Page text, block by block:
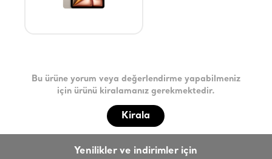
Bu ürüne yorum veya değerlendirme yapabilmeniz
için ürünü kiralamanız gerekmektedir.
Kirala
Yenilikler ve indirimler için